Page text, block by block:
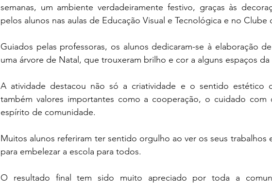
semanas, um ambiente verdadeiramente festivo, graças às
pelos alunos nas aulas de Educação Visual e Tecnológica e no Clube
Guiados pelas professoras, os alunos dedicaram-se à elaboração
uma árvore de Natal, que trouxeram brilho e cor a alguns espaços da
A atividade destacou não só a criatividade e o sentido estético
também valores importantes como a cooperação, o cuidado
espírito de comunidade.
Muitos alunos referiram ter sentido orgulho ao ver os seus
para embelezar a escola para todos.
O resultado final tem sido muito apreciado por toda a